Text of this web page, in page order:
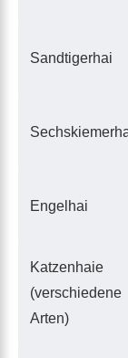
Sandtigerhai
Engelhai
Katzenhaie
(verschiedene
Arten)